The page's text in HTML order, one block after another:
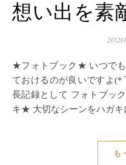
想い出を素
★フォトブック★ いつでも見られて、いつまでも大切に し
ておけるのが良いですよ
長記録として フォトブッ
キ★ 大切なシーンをハガ
も